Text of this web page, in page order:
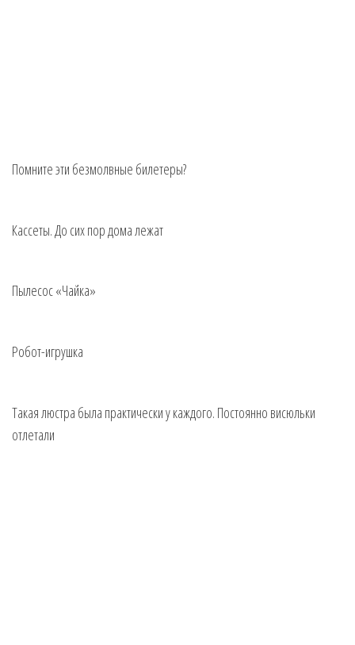
Помните эти безмолвные билетеры?
Кассеты. До сих пор дома лежат
Пылесос «Чайка»
Робот-игрушка
Такая люстра была практически у каждого. Постоянно висюльки
отлетали